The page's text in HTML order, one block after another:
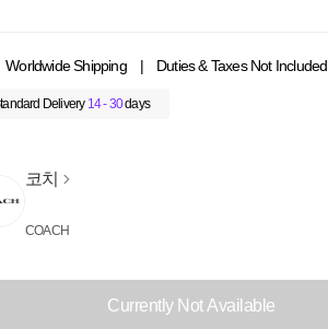
Worldwide Shipping | Duties & Taxes Not Included
Delivery 14 - 30days
코치
COACH
Currently Not Available